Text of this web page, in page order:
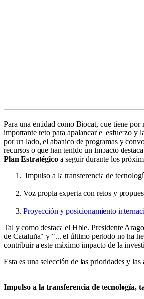
Para una entidad como Biocat, que tiene
importante reto para apalancar el esfuerzo y
por un lado, el abanico de programas y
recursos o que han tenido un impacto
Plan Estratégico a seguir durante los
Impulso a la transferencia de
Voz propia experta con retos y
Proyección y posicionamiento
Tal y como destaca el Hble. Presidente
de Cataluña" y "... el último periodo no ha
contribuir a este máximo impacto de la
Esta es una selección de las prioridades y
Impulso a la transferencia de tecnología,